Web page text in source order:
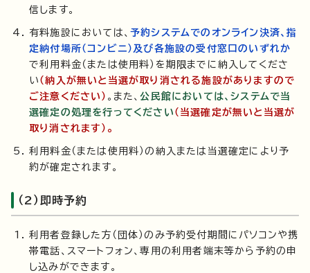
信します。
有料施設においては、 予約システムでのオンライン決済、指
定納付場所（コンビニ）及び各施設の受付窓口のいずれか
で利用料金（または使用料）を期限までに納入してくださ
い （納入が無いと当選が取り消される施設がありますので
ご注意ください） 。また、公民館においては、システムで当
選確定の処理を行ってください （当選確定が無いと当選が
取り消されます）。
利用料金（または使用料）の納入または当選確定により予
約が確定されます。
（2）即時予約
利用者登録した方（団体）のみ予約受付期間にパソコンや携
帯電話、スマートフォン、専用の利用者端末等から予約の申
し込みができます。